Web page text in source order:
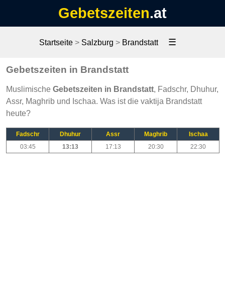
Gebetszeiten.at
Startseite> Salzburg > Brandstatt ☰
Gebetszeiten in Brandstatt
Muslimische Gebetszeiten in Brandstatt, Fadschr, Dhuhur,
Assr, Maghrib und Ischaa. Was ist die vaktija Brandstatt
heute?
Fadschr Dhuhur Assr Maghrib
Ischaa
03:45
13:13 17:13 20:30 22:30